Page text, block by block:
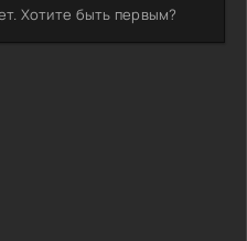
Хотите быть первым?